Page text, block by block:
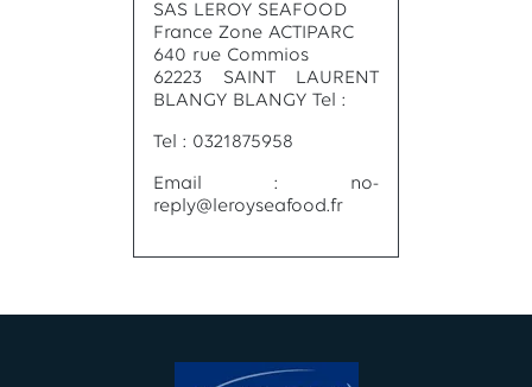
SAS LEROY SEAFOOD
France Zone ACTIPARC
640 rue Commios
62223 SAINT LAURENT
BLANGY BLANGY Tel :
Tel : 0321875958
Email : no-
reply@leroyseafood.fr